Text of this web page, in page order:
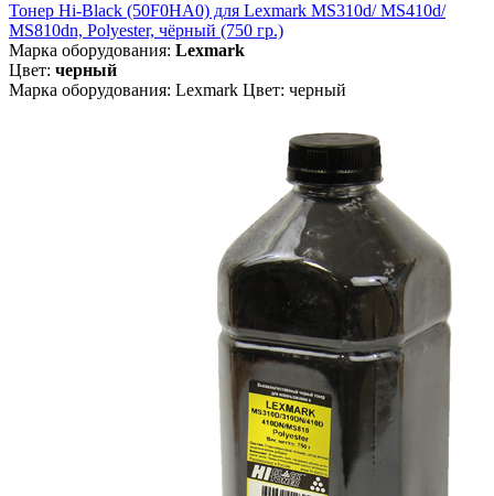
Тонер Hi-Black (50F0HA0) для Lexmark MS310d/ MS410d/
MS810dn, Polyester, чёрный (750 гр.)
Марка оборудования: Lexmark
Цвет: черный
Марка оборудования: Lexmark Цвет: черный